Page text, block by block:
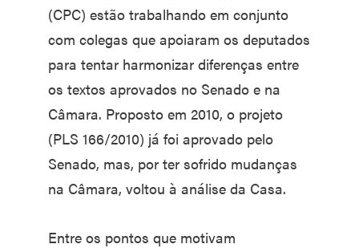
(CPC) estão trabalhando em conjunto
com colegas que apoiaram os deputados
para tentar harmonizar diferenças entre
os textos aprovados no Senado e na
Câmara. Proposto em 2010, o projeto
(PLS 166/2010) já foi aprovado pelo
Senado, mas, por ter sofrido mudanças
na Câmara, voltou à análise da Casa.
Entre os pontos que motivam